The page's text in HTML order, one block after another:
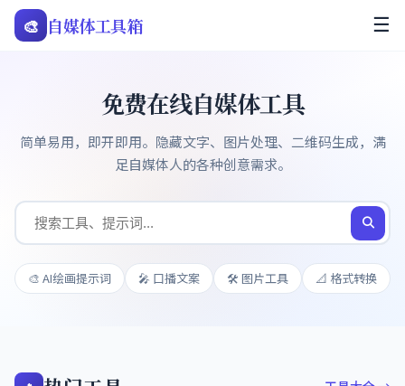
🎨 自媒体工具箱 ☰
免费在线自媒体工具
简单易用，即开即用。隐藏文字、图片处理、二维码生成，满
足自媒体人的各种创意需求。
🎨 AI绘画提示词 🎤 口播文案 🛠️ 图片工具 📐 格式转换